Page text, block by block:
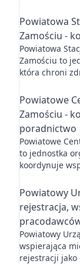
Powiatowa
Zamościu -
Powiatowa
Zamościu to
która chroni
Powiatowe
Zamościu -
poradnictwo
Powiatowe
to jednostka
koordynuje
Powiatowy
rejestracja,
Powiatowy
wspierająca
rejestracji